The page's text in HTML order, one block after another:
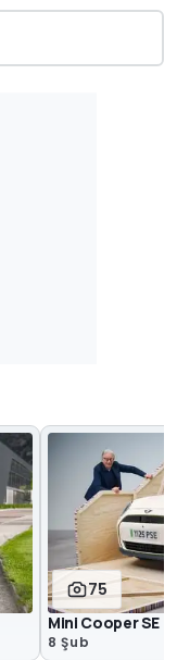
75
Mini Cooper SE
8 Şub